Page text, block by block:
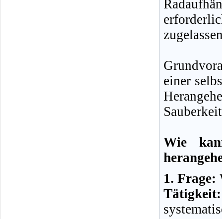
einer
Wie
1. Frage:
Tätigkeit: